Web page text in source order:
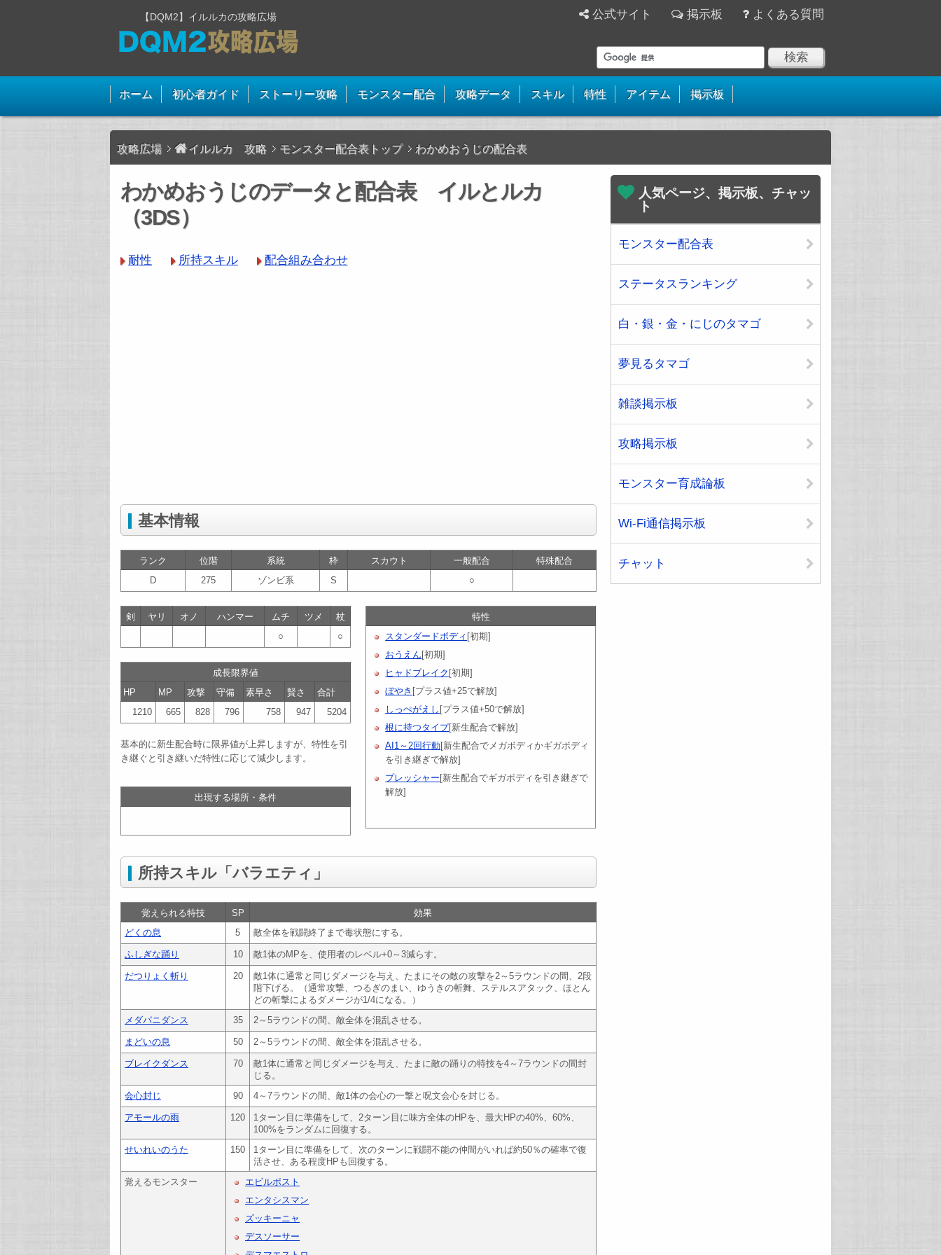
【DQM2】イルルカの攻略広場 公式サイト 掲示板 よくある質問
ホーム 初心者ガイド ストーリー攻略 モンスター配合 攻略データ スキル 特性 アイテム 掲示板
攻略広場 イルルカ 攻略 モンスター配合表トップ わかめおうじの配合表
わかめおうじのデータと配合表 イルとルカ
（3DS）
耐性 所持スキル 配合組み合わせ
基本情報
ランク 位階 系統 枠 スカウト 一般配合
特殊配合
D
275 ゾンビ系 S ○
剣 ヤリ オノ ハンマー ムチ ツメ
杖
○
○
成長限界値
HP
MP 攻撃 守備 素早さ 賢さ
合計
1210
665 828 796 758 947 5204
基本的に新生配合時に限界値が上昇しますが、特性を引
き継ぐと引き継いだ特性に応じて減少します。
出現する場所・条件
特性
スタンダードボディ [初期]
おうえん [初期]
ヒャドブレイク [初期]
ぼやき [プラス値+25で解放]
しっぺがえし [プラス値+50で解放]
根に持つタイプ[新生配合で解放]
AI1～2回行動[新生配合でメガボディかギガボディ
を引き継ぎで解放]
プレッシャー [新生配合でギガボディを引き継ぎで
解放]
所持スキル「バラエティ」
覚えられる特技 SP
効果
どくの息
5 敵全体を戦闘終了まで毒状態にする。
ふしぎな踊り 10 敵1体のMPを、使用者のレベル+0～3減らす。
だつりょく斬り 20
敵1体に通常と同じダメージを与え、たまにその敵の攻撃を2～5ラウンドの間、2段
階下げる。（通常攻撃、つるぎのまい、ゆうきの斬舞、ステルスアタック、ほとん
どの斬撃によるダメージが1/4になる。）
メダパニダンス
35 2～5ラウンドの間、敵全体を混乱させる。
まどいの息 50 2～5ラウンドの間、敵全体を混乱させる。
ブレイクダンス 70
敵1体に通常と同じダメージを与え、たまに敵の踊りの特技を4～7ラウンドの間封
じる。
会心封じ
90 4～7ラウンドの間、敵1体の会心の一撃と呪文会心を封じる。
アモールの雨 120
1ターン目に準備をして、2ターン目に味方全体のHPを、最大HPの40%、60%、
100%をランダムに回復する。
せいれいのうた
150
1ターン目に準備をして、次のターンに戦闘不能の仲間がいれば約50％の確率で復
活させ、ある程度HPも回復する。
覚えるモンスター
エビルポスト
エンタシスマン
ズッキーニャ
デスソーサー
人気ページ、掲示板、チャッ
ト
モンスター配合表
ステータスランキング
白・銀・金・にじのタマゴ
夢見るタマゴ
雑談掲示板
攻略掲示板
モンスター育成論板
Wi-Fi通信掲示板
チャット